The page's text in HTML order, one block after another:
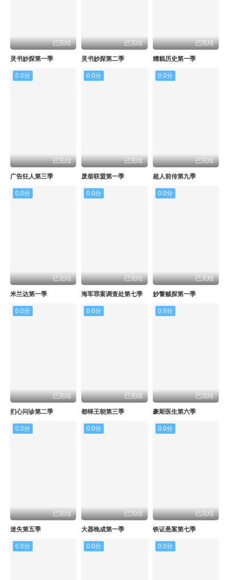
已完结
灵书妙探第一季
已完结
灵书妙探第二季
已完结
糟糕历史第一季
0.0分
已完结
广告狂人第三季
0.0分
已完结
废柴联盟第一季
0.0分
已完结
超人前传第九季
0.0分
已完结
米兰达第一季
0.0分
已完结
海军罪案调查处第七季
0.0分
已完结
妙警贼探第一季
0.0分
已完结
扪心问诊第二季
0.0分
已完结
都铎王朝第三季
0.0分
已完结
豪斯医生第六季
0.0分
已完结
迷失第五季
0.0分
已完结
大器晚成第一季
0.0分
已完结
铁证悬案第七季
0.0分 0.0分 0.0分